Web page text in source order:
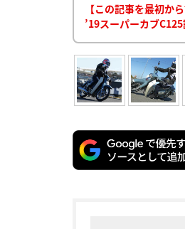
【この記事を最初から
’19スーパーカブ